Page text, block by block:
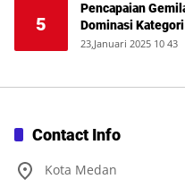
5
Pencapaian
Dominasi
23,Januari 2025 10 43
Contact Info
Kota Medan